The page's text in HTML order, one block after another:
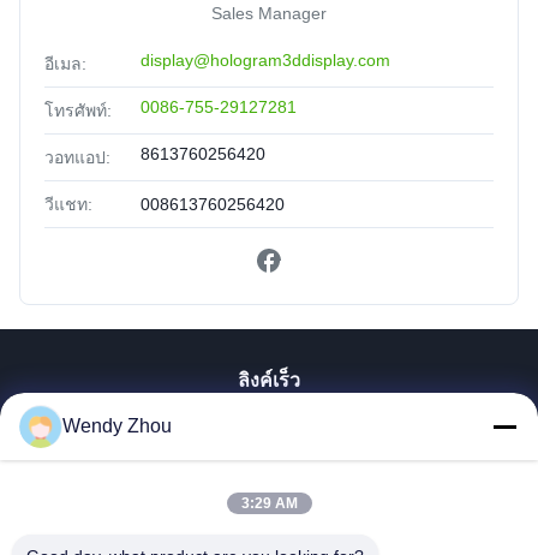
Sales Manager
อีเมล: display@hologram3ddisplay.com
โทรศัพท์: 0086-755-29127281
วอทแอป: 8613760256420
วีแชท: 008613760256420
ลิงค์เร็ว
สินค้า
เกี่ยวกับเรา
Wendy Zhou
3:29 AM